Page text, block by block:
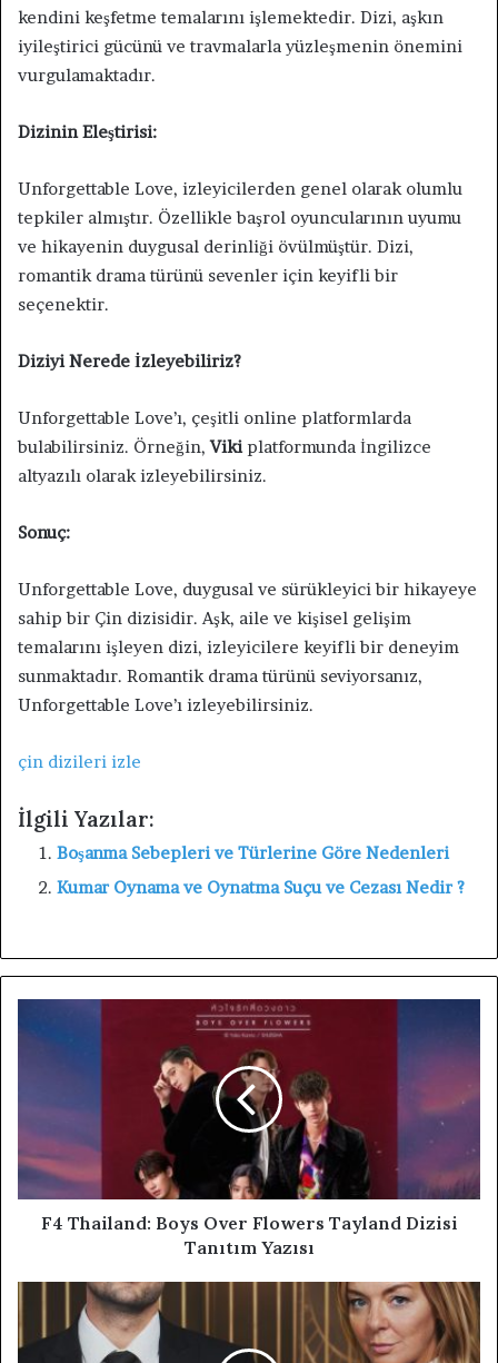
kendini keşfetme temalarını işlemektedir. Dizi, aşkın
iyileştirici gücünü ve travmalarla yüzleşmenin önemini
vurgulamaktadır.
Dizinin Eleştirisi:
Unforgettable Love, izleyicilerden genel olarak olumlu
tepkiler almıştır. Özellikle başrol oyuncularının uyumu
ve hikayenin duygusal derinliği övülmüştür. Dizi,
romantik drama türünü sevenler için keyifli bir
seçenektir.
Diziyi Nerede İzleyebiliriz?
Unforgettable Love’ı, çeşitli online platformlarda
bulabilirsiniz. Örneğin,Viki platformunda İngilizce
altyazılı olarak izleyebilirsiniz.
Sonuç:
Unforgettable Love, duygusal ve sürükleyici bir hikayeye
sahip bir Çin dizisidir. Aşk, aile ve kişisel gelişim
temalarını işleyen dizi, izleyicilere keyifli bir deneyim
sunmaktadır. Romantik drama türünü seviyorsanız,
Unforgettable Love’ı izleyebilirsiniz.
çin dizileri izle
İlgili Yazılar:
Boşanma Sebepleri ve Türlerine Göre Nedenleri
Kumar Oynama ve Oynatma Suçu ve Cezası Nedir ?
F4 Thailand: Boys Over Flowers Tayland Dizisi
Tanıtım Yazısı